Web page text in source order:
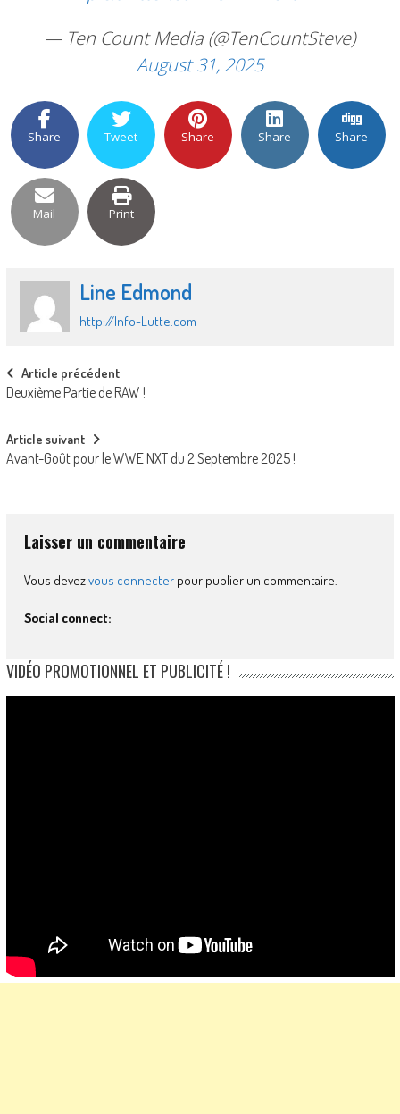
— Ten Count Media (@TenCountSteve)
August 31, 2025
Share Tweet Share Share Share
Mail Print
Line Edmond
http://Info-Lutte.com
Post
navigation
Article précédent
Deuxième Partie de RAW !
Article suivant
Avant-Goût pour le WWE NXT du 2 Septembre 2025 !
Laisser un commentaire
Vous devezvous connecterpour publier un commentaire.
Social connect:
VIDÉO PROMOTIONNEL ET PUBLICITÉ !